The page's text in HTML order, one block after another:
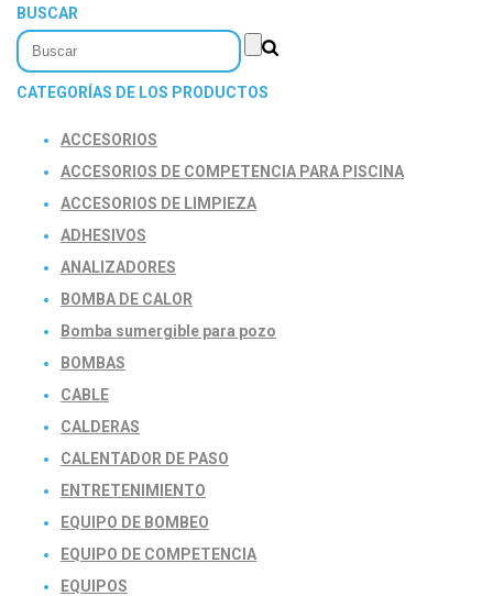
BUSCAR
CATEGORÍAS DE LOS PRODUCTOS
ACCESORIOS
ACCESORIOS DE COMPETENCIA PARA PISCINA
ACCESORIOS DE LIMPIEZA
ADHESIVOS
ANALIZADORES
BOMBA DE CALOR
Bomba sumergible para pozo
BOMBAS
CABLE
CALDERAS
CALENTADOR DE PASO
ENTRETENIMIENTO
EQUIPO DE BOMBEO
EQUIPO DE COMPETENCIA
EQUIPOS